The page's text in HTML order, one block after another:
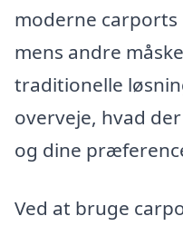
moderne
mens andre
traditionelle
overveje, hvad
og dine
Ved at bruge